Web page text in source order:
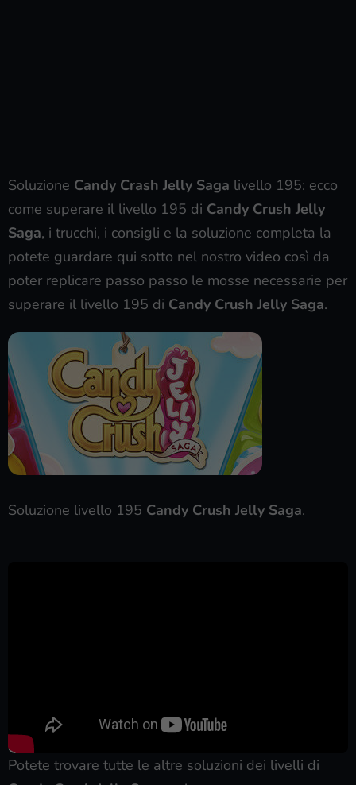
Soluzione Candy Crash Jelly Saga livello 195: ecco
come superare il livello 195 di Candy Crush Jelly
Saga, i trucchi, i consigli e la soluzione completa la
potete guardare qui sotto nel nostro video così da
poter replicare passo passo le mosse necessarie per
superare il livello 195 di Candy Crush Jelly Saga.
Soluzione livello 195 Candy Crush Jelly Saga.
Potete trovare tutte le altre soluzioni dei livelli di